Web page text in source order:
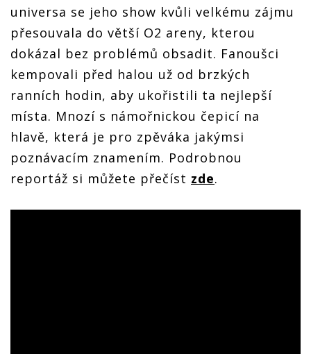
universa se jeho show kvůli velkému zájmu
přesouvala do větší O2 areny, kterou
dokázal bez problémů obsadit. Fanoušci
kempovali před halou už od brzkých
ranních hodin, aby ukořistili ta nejlepší
místa. Mnozí s námořnickou čepicí na
hlavě, která je pro zpěváka jakýmsi
poznávacím znamením. Podrobnou
reportáž si můžete přečíst zde.